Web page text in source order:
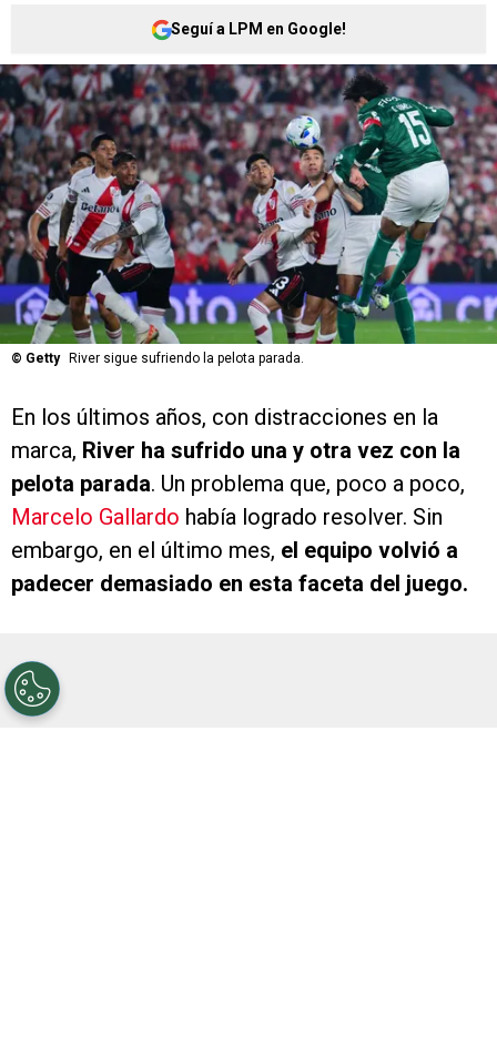
Seguí a LPM en Google!
© Getty River sigue sufriendo la pelota parada.
En los últimos años, con distracciones en la
marca, River ha sufrido una y otra vez con la
pelota parada. Un problema que, poco a poco,
Marcelo Gallardo había logrado resolver. Sin
embargo, en el último mes, el equipo volvió a
padecer demasiado en esta faceta del juego.